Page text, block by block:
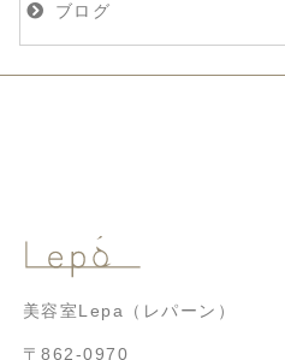
ブログ
美容室Lepa（レパーン）
〒862-0970